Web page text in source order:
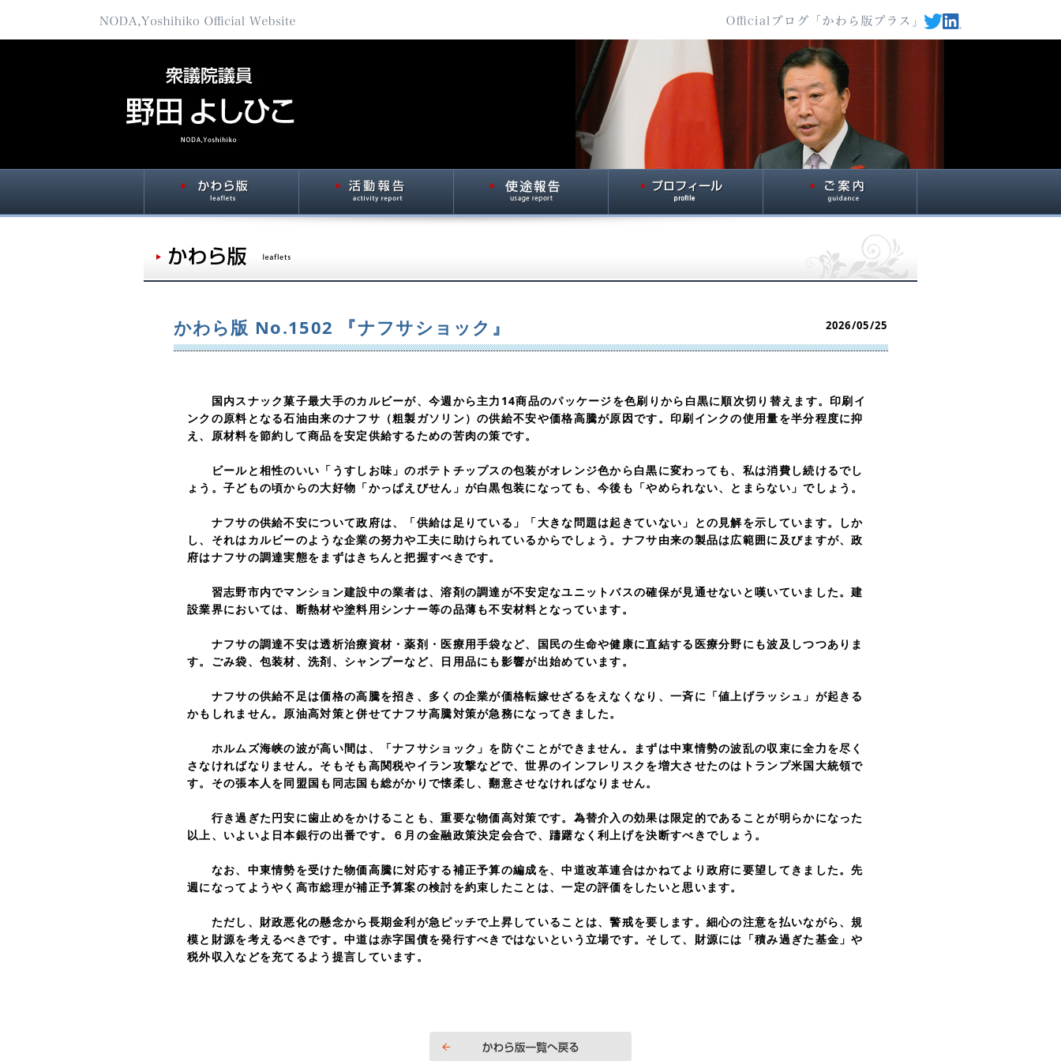
かわら版 No.1502 『ナフサショック』 2026/05/25
国内スナック菓子最大手のカルビーが、今週から主力14商品のパッケージを色刷りから白黒に順次切り替えます。印刷イ
ンクの原料となる石油由来のナフサ（粗製ガソリン）の供給不安や価格高騰が原因です。印刷インクの使用量を半分程度に抑
え、原材料を節約して商品を安定供給するための苦肉の策です。
ビールと相性のいい「うすしお味」のポテトチップスの包装がオレンジ色から白黒に変わっても、私は消費し続けるでし
ょう。子どもの頃からの大好物「かっぱえびせん」が白黒包装になっても、今後も「やめられない、とまらない」でしょう。
ナフサの供給不安について政府は、「供給は足りている」「大きな問題は起きていない」との見解を示しています。しか
し、それはカルビーのような企業の努力や工夫に助けられているからでしょう。ナフサ由来の製品は広範囲に及びますが、政
府はナフサの調達実態をまずはきちんと把握すべきです。
習志野市内でマンション建設中の業者は、溶剤の調達が不安定なユニットバスの確保が見通せないと嘆いていました。建
設業界においては、断熱材や塗料用シンナー等の品薄も不安材料となっています。
ナフサの調達不安は透析治療資材・薬剤・医療用手袋など、国民の生命や健康に直結する医療分野にも波及しつつありま
す。ごみ袋、包装材、洗剤、シャンプーなど、日用品にも影響が出始めています。
ナフサの供給不足は価格の高騰を招き、多くの企業が価格転嫁せざるをえなくなり、一斉に「値上げラッシュ」が起きる
かもしれません。原油高対策と併せてナフサ高騰対策が急務になってきました。
ホルムズ海峡の波が高い間は、「ナフサショック」を防ぐことができません。まずは中東情勢の波乱の収束に全力を尽く
さなければなりません。そもそも高関税やイラン攻撃などで、世界のインフレリスクを増大させたのはトランプ米国大統領で
す。その張本人を同盟国も同志国も総がかりで懐柔し、翻意させなければなりません。
行き過ぎた円安に歯止めをかけることも、重要な物価高対策です。為替介入の効果は限定的であることが明らかになった
以上、いよいよ日本銀行の出番です。６月の金融政策決定会合で、躊躇なく利上げを決断すべきでしょう。
なお、中東情勢を受けた物価高騰に対応する補正予算の編成を、中道改革連合はかねてより政府に要望してきました。先
週になってようやく高市総理が補正予算案の検討を約束したことは、一定の評価をしたいと思います。
ただし、財政悪化の懸念から長期金利が急ピッチで上昇していることは、警戒を要します。細心の注意を払いながら、規
模と財源を考えるべきです。中道は赤字国債を発行すべきではないという立場です。そして、財源には「積み過ぎた基金」や
税外収入などを充てるよう提言しています。